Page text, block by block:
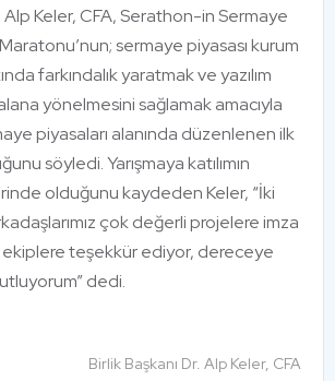
Alp Keler, CFA, Serathon-in Sermaye
Maratonu’nun; sermaye piyasası kurum
farkındalık yaratmak ve yazılım
yönelmesini sağlamak amacıyla
piyasaları alanında düzenlenen ilk
söyledi. Yarışmaya katılımın
olduğunu kaydeden Keler, “İki
çok değerli projelere imza
ekiplere teşekkür ediyor, dereceye
dedi.
Birlik Başkanı Dr. Alp Keler, CFA